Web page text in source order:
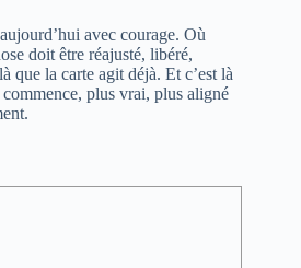
avec courage. Où
doit être réajusté, libéré,
que la carte agit déjà. Et c’est là
plus vrai, plus aligné